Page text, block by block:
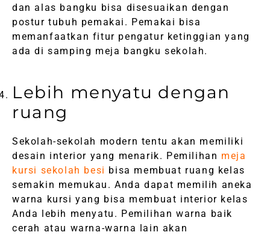
dan alas bangku bisa disesuaikan dengan
postur tubuh pemakai. Pemakai bisa
memanfaatkan fitur pengatur ketinggian yang
ada di samping meja bangku sekolah.
Lebih menyatu dengan
ruang
Sekolah-sekolah modern tentu akan memiliki
desain interior yang menarik. Pemilihan meja
kursi sekolah besi bisa membuat ruang kelas
semakin memukau. Anda dapat memilih aneka
warna kursi yang bisa membuat interior kelas
Anda lebih menyatu. Pemilihan warna baik
cerah atau warna-warna lain akan